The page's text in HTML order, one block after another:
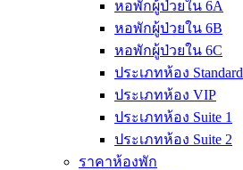
หอพักผู้ป่วยใน 6A
หอพักผู้ป่วยใน 6B
หอพักผู้ป่วยใน 6C
ประเภทห้อง Standard
ประเภทห้อง VIP
ประเภทห้อง Suite 1
ประเภทห้อง Suite 2
ราคาห้องพัก